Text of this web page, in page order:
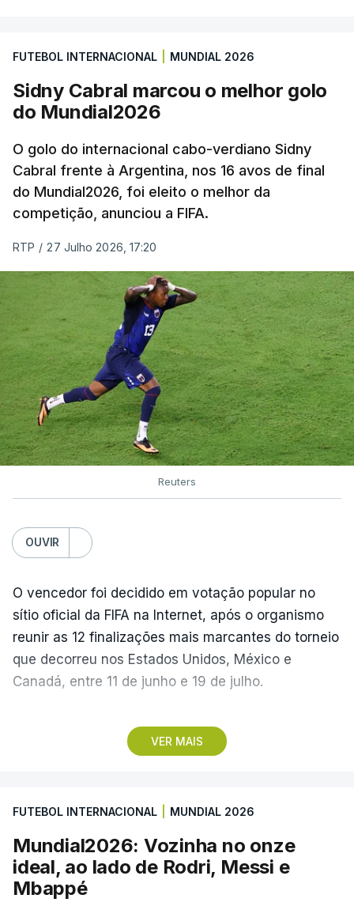
FUTEBOL INTERNACIONAL MUNDIAL 2026
Sidny Cabral marcou o melhor golo
do Mundial2026
O golo do internacional cabo-verdiano Sidny
Cabral frente à Argentina, nos 16 avos de final
do Mundial2026, foi eleito o melhor da
competição, anunciou a FIFA.
RTP / 27 Julho 2026, 17:20
Reuters
OUVIR
VER MAIS
O vencedor foi decidido em votação popular no
sítio oficial da FIFA na Internet, após o organismo
reunir as 12 finalizações mais marcantes do torneio
que decorreu nos Estados Unidos, México e
Canadá, entre 11 de junho e 19 de julho.
Lopes Cabral conquistou o prémio graças ao
remate de pé direito que colocou a bola no ângulo
“Foi simplesmente surreal”, disse à FIFA o jogador
dos turcos do Trabzonspor, recordando o momento
que fez Cabo Verde sonhar alto na sua primeira
participação numa fase final de um Mundial.
FUTEBOL INTERNACIONAL MUNDIAL 2026
Mundial2026: Vozinha no onze
ideal, ao lado de Rodri, Messi e
Mbappé